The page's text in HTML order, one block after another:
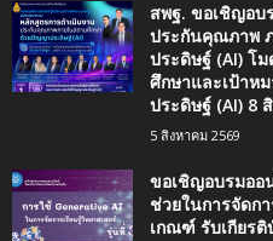
สพฐ. ขอเชิญอบ
ประกันคุณภาพ
ประดิษฐ์ (AI) โ
ศึกษาและเป้าห
ประดิษฐ์ (AI) 8
5 สิงหาคม 2569
ขอเชิญอบรมออ
ช่วยในการจัดก
เกณฑ์ รับเกียร